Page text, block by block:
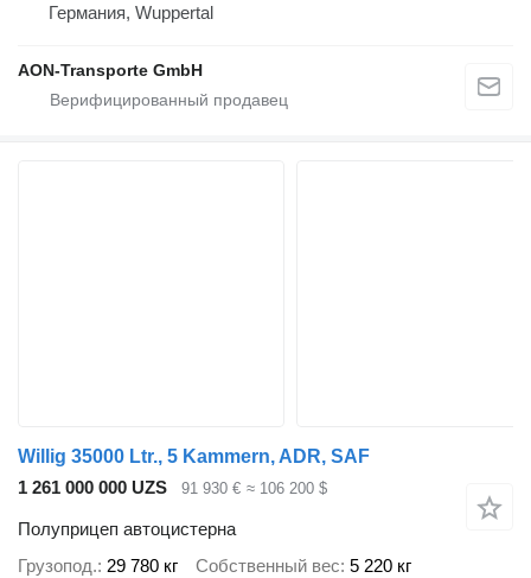
Германия, Wuppertal
AON-Transporte GmbH
Willig 35000 Ltr., 5 Kammern, ADR, SAF
1 261 000 000 UZS
91 930 € ≈ 106 200 $
Полуприцеп автоцистерна
Грузопод. 29 780 кг Собственный вес 5 220 кг